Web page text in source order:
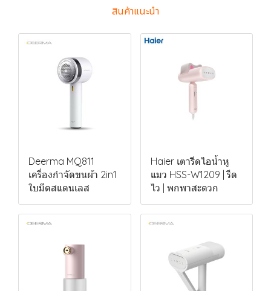
สินค้าแนะนำ
Deerma MQ811
เครื่องกำจัดขนผ้า 2in1
ใบมีดสแตนเลส
Haier เตารีดไอน้ำหู
แมว HSS-W1209 | รีด
ไว | พกพาสะดวก